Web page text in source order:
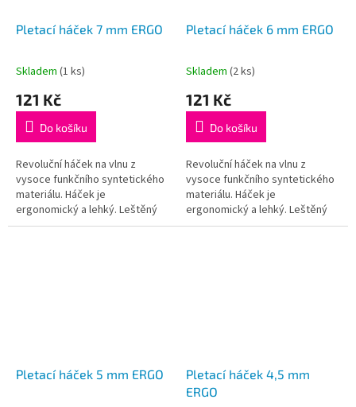
Pletací háček 7 mm ERGO
Průměrné
produktu
5,0
5
hvězdiček.
Skladem (1 ks)
121 Kč
Do košíku
Revoluční háček na vlnu z
vysoce funkčního syntetického
materiálu. Háček je
ergonomický a lehký. Leštěný
dřík a háček zajišťuje hladký
Pletací háček 6 mm ERGO
Průměrné
produktu
5,0
5
hvězdiček.
Skladem (2 ks)
121 Kč
Do košíku
Revoluční háček na vlnu z
vysoce funkčního syntetického
materiálu. Háček je
ergonomický a lehký. Leštěný
dřík a háček zajišťuje hladký
Pletací háček 5 mm ERGO
Pletací háček 4,5 mm
ERGO